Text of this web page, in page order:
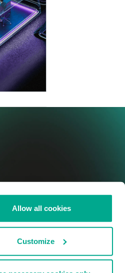
Allow all cookies
Customize